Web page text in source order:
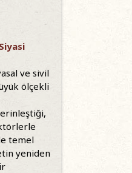
ve sivil
ölçekli
temel
yeniden